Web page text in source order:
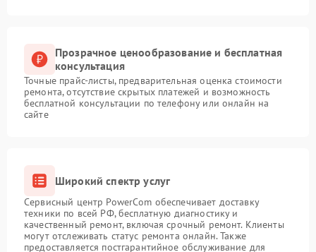
Прозрачное ценообразование и бесплатная
консультация
Точные прайс-листы, предварительная оценка стоимости
ремонта, отсутствие скрытых платежей и возможность
бесплатной консультации по телефону или онлайн на
сайте
Широкий спектр услуг
Сервисный центр PowerCom обеспечивает доставку
техники по всей РФ, бесплатную диагностику и
качественный ремонт, включая срочный ремонт. Клиенты
могут отслеживать статус ремонта онлайн. Также
предоставляется постгарантийное обслуживание для